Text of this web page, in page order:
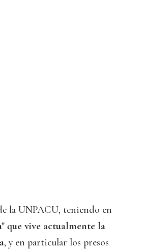
la UNPACU, teniendo en
que vive actualmente la
, y en particular los presos